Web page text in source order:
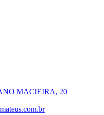
MACIEIRA, 20